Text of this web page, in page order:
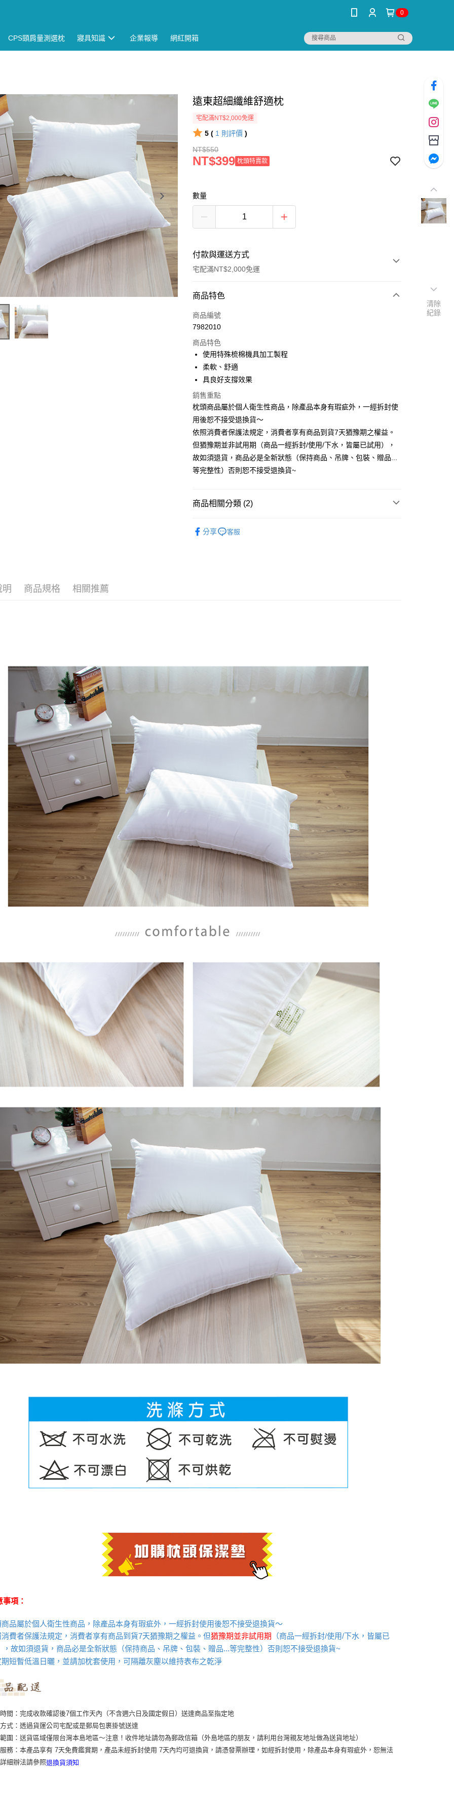
0
CPS頸肩量測選枕 寢具知識 企業報導 網紅開箱
遠東超細纖維舒適枕
宅配滿NT$2,000免運
5 ( 1 則評價 )
NT$550
NT$399 枕頭特賣款
數量
付款與運送方式
宅配滿NT$2,000免運
付款方式
信用卡一次付款
Apple Pay
悠遊付
ATM付款
運送方式
非床墊商品，一般宅配
每筆NT$150，滿NT$2,000(含以上)免運費
每筆NT$150，滿NT$1,399(含以上)免運費
商品特色
商品編號
7982010
商品特色
使用特殊梳棉機具加工製程
柔軟、舒適
具良好支撐效果
銷售重點
枕頭商品屬於個人衛生性商品，除產品本身有瑕疵外，一經拆封使
用後恕不接受退換貨～
依照消費者保護法規定，消費者享有商品到貨7天猶豫期之權益。
但猶豫期並非試用期（商品一經拆封/使用/下水，皆屬已試用），
故如須退貨，商品必是全新狀態（保持商品、吊牌、包裝、贈品...
等完整性）否則恕不接受退換貨~
商品相關分類 (2)
分享 客服
明 商品規格 相關推薦
項：
商品屬於個人衛生性商品，除產品本身有瑕疵外，一經拆封使用後恕不接受退換貨～
費者保護法規定，消費者享有商品到貨7天猶豫期之權益。但猶豫期並非試用期
（商品一經拆封/使用/下水，皆屬已
，故如須退貨，商品必是全新狀態（保持商品、吊牌、包裝、贈品...等完整性）否則恕不接受退換貨~
短暫低溫日曬，並請加枕套使用，可隔離灰塵以維持表布之乾淨
間：完成收款確認後7個工作天內（不含週六日及國定假日）送達商品至指定地
式：透過貨運公司宅配或是郵局包裹掛號送達
圍：送貨區域僅限台灣本島地區～注意！收件地址請勿為郵政信箱（外島地區的朋友，請利用台灣親友地址做為送貨地址）
務：本產品享有 7天免費鑑賞期，產品未經拆封使用 7天內均可退換貨，請憑發票辦理，如經拆封使用，除產品本身有瑕疵外，恕無法
細辦法請參照退換貨須知
清除
紀錄